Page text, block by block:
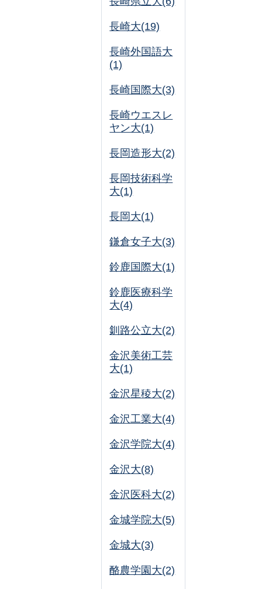
長崎大(19)
長崎外国語大
(1)
長崎国際大(3)
長崎ウエスレ
ヤン大(1)
長岡造形大(2)
長岡技術科学
大(1)
長岡大(1)
鎌倉女子大(3)
鈴鹿国際大(1)
鈴鹿医療科学
大(4)
釧路公立大(2)
金沢美術工芸
大(1)
金沢星稜大(2)
金沢工業大(4)
金沢学院大(4)
金沢大(8)
金沢医科大(2)
金城学院大(5)
金城大(3)
酪農学園大(2)